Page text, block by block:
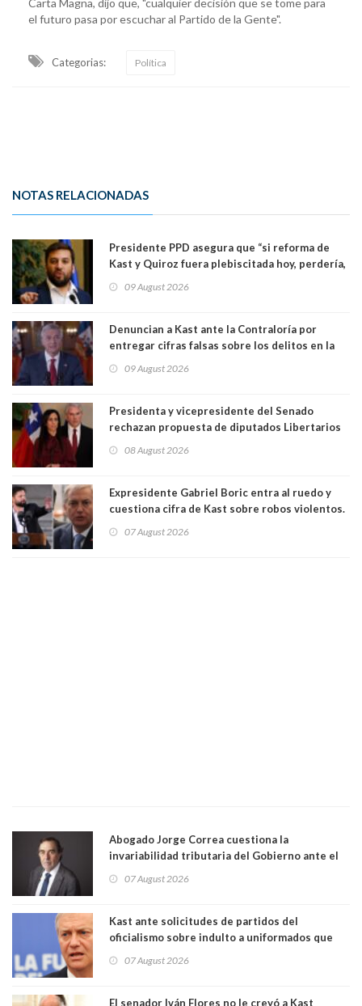
el futuro pasa por escuchar al Partido de la Gente".
Categorias: Política
NOTAS RELACIONADAS
Presidente PPD asegura que “si reforma de
Kast y Quiroz fuera plebiscitada hoy, perdería,
a favor de la oposición, sería una victoria de la
09 August 2026
Denuncian a Kast ante la Contraloría por
entregar cifras falsas sobre los delitos en la
09 August 2026
Presidenta y vicepresidente del Senado
rechazan propuesta de diputados Libertarios
"Constituye un camino equivocado"
08 August 2026
Expresidente Gabriel Boric entra al ruedo y
cuestiona cifra de Kast sobre robos violentos.
07 August 2026
Abogado Jorge Correa cuestiona la
invariabilidad tributaria del Gobierno ante el
democracia” y "defendemos la alternancia en el
07 August 2026
Kast ante solicitudes de partidos del
oficialismo sobre indulto a uniformados que
07 August 2026
El senador Iván Flores no le creyó a Kast